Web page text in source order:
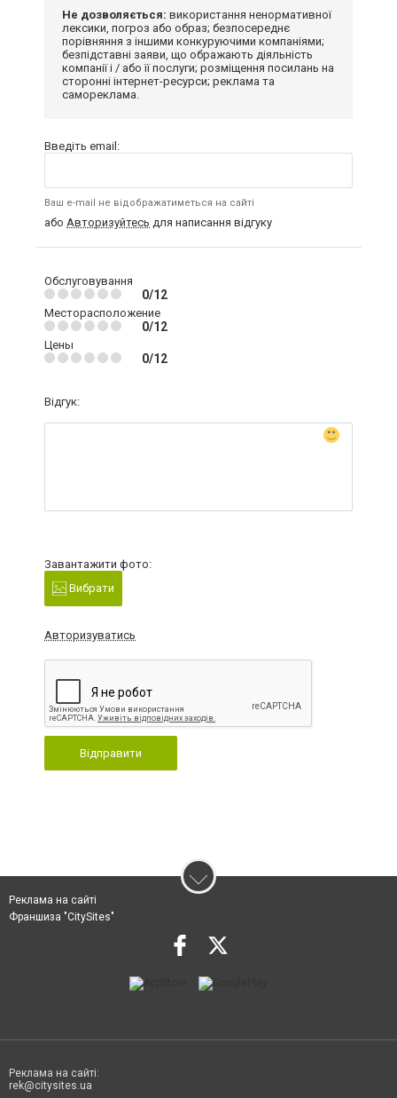
Не дозволяється: використання ненормативної
лексики, погроз або образ; безпосереднє
порівняння з іншими конкуруючими компаніями;
безпідставні заяви, що ображають діяльність
компанії і / або її послуги; розміщення посилань на
сторонні інтернет-ресурси; реклама та
самореклама.
Введіть email:
Ваш e-mail не відображатиметься на сайті
або Авторизуйтесь для написання відгуку
Обслуговування
0/12
Месторасположение
0/12
Цены
0/12
Відгук:
Завантажити фото:
Вибрати
Авторизуватись
Відправити
Реклама на сайті
Франшиза "CitySites"
Реклама на сайті:
rek@citysites.ua